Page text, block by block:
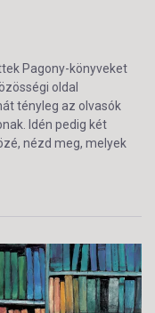
Pagony-könyveket
oldal
tényleg az olvasók
Idén pedig két
nézd meg, melyek